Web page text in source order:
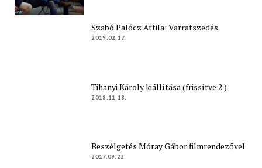
Szabó Palócz Attila: Varratszedés
2019.02.17.
Tihanyi Károly kiállítása (frissítve 2.)
2018.11.18.
Beszélgetés Móray Gábor filmrendezővel
2017.09.22.